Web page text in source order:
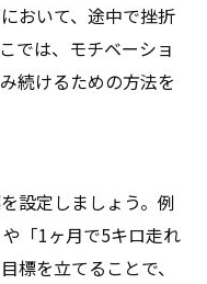
おいて、途中で挫折
では、モチベーショ
続けるための方法を
設定しましょう。例
「1ヶ月で5キロ走れ
標を立てることで、